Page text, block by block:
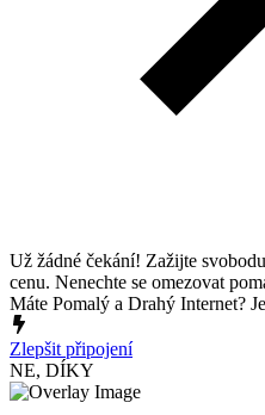
Už žádné čekání! Zažijte
cenu. Nenechte se omezovat
Máte Pomalý a Drahý Internet?
Zlepšit připojení
NE, DÍKY